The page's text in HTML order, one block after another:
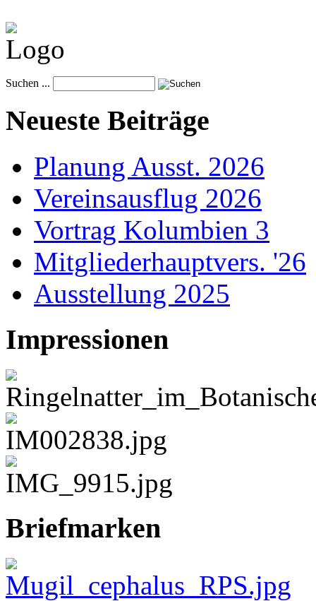
Suchen ...
Neueste Beiträge
Planung Ausst. 2026
Vereinsausflug 2026
Vortrag Kolumbien 3
Mitgliederhauptvers. '26
Ausstellung 2025
Impressionen
Briefmarken